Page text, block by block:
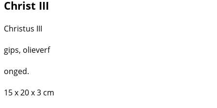
Christ III
Christus III
gips, olieverf
onged.
15 x 20 x 3 cm